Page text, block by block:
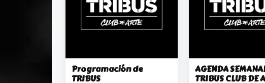
Programación de
TRIBUS
AGENDA
TRIBUS CLUB DE